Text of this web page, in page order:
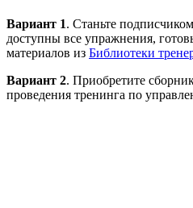
Вариант 1. Станьте
доступны все упражнения,
материалов из Библиотеки
Вариант 2. Приобретите
проведения тренинга по